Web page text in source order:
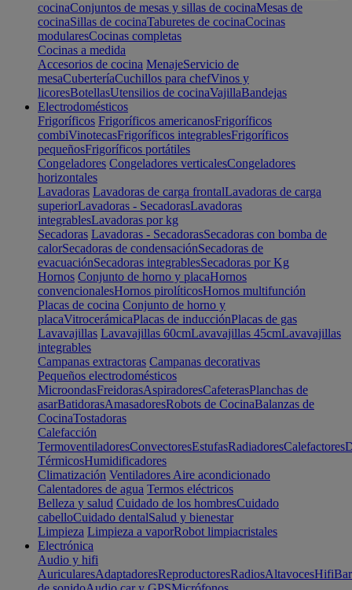
cocinaConjuntos de mesas y sillas de cocinaMesas de
cocinaSillas de cocinaTaburetes de cocinaCocinas
modularesCocinas completas
Cocinas a medida
Accesorios de cocina MenajeServicio de
mesaCuberteríaCuchillos para chefVinos y
licoresBotellasUtensilios de cocinaVajillaBandejas
Electrodomésticos
Frigoríficos Frigoríficos americanosFrigoríficos
combiVinotecasFrigoríficos integrablesFrigoríficos
pequeñosFrigoríficos portátiles
Congeladores Congeladores verticalesCongeladores
horizontales
Lavadoras Lavadoras de carga frontalLavadoras de carga
superiorLavadoras - SecadorasLavadoras
integrablesLavadoras por kg
Secadoras Lavadoras - SecadorasSecadoras con bomba de
calorSecadoras de condensaciónSecadoras de
evacuaciónSecadoras integrablesSecadoras por Kg
Hornos Conjunto de horno y placaHornos
convencionalesHornos pirolíticosHornos multifunción
Placas de cocina Conjunto de horno y
placaVitrocerámicaPlacas de inducciónPlacas de gas
Lavavajillas Lavavajillas 60cmLavavajillas 45cmLavavajillas
integrables
Campanas extractoras Campanas decorativas
Pequeños electrodomésticos
MicroondasFreidorasAspiradoresCafeterasPlanchas de
asarBatidorasAmasadoresRobots de CocinaBalanzas de
CocinaTostadoras
Calefacción
TermoventiladoresConvectoresEstufasRadiadoresCalefactores
TérmicosHumidificadores
Climatización Ventiladores Aire acondicionado
Calentadores de agua Termos eléctricos
Belleza y salud Cuidado de los hombresCuidado
cabelloCuidado dentalSalud y bienestar
Limpieza Limpieza a vaporRobot limpiacristales
Electrónica
Audio y hifi
AuricularesAdaptadoresReproductoresRadiosAltavocesHifi